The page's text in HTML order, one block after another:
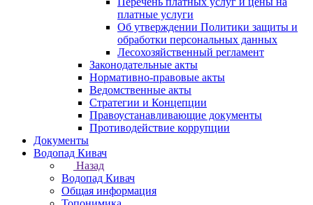
платные услуги
Об утверждении Политики защиты и
обработки персональных данных
Лесохозяйственный регламент
Законодательные акты
Нормативно-правовые акты
Ведомственные акты
Стратегии и Концепции
Правоустанавливающие документы
Противодействие коррупции
Документы
Водопад Кивач
Назад
Водопад Кивач
Общая информация